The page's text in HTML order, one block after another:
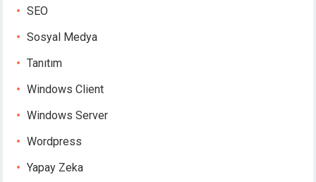
SEO
Sosyal Medya
Tanıtım
Windows Client
Windows Server
Wordpress
Yapay Zeka